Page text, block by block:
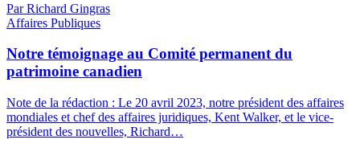
Par Richard Gingras
Affaires Publiques
Notre témoignage au Comité permanent du
patrimoine canadien
Note de la rédaction : Le 20 avril 2023, notre président des affaires
mondiales et chef des affaires juridiques, Kent Walker, et le vice-
président des nouvelles, Richard…